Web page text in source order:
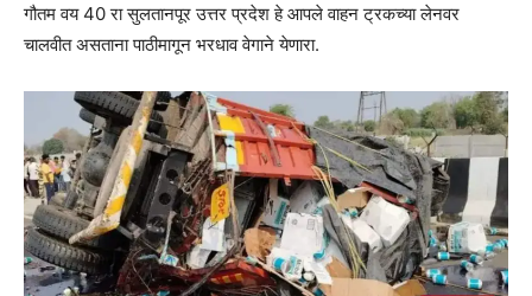
गौतम वय 40 रा सुलतानपूर उत्तर प्रदेश हे आपले वाहन ट्रकच्या लेनवर
चालवीत असताना पाठीमागून भरधाव वेगाने येणारा.